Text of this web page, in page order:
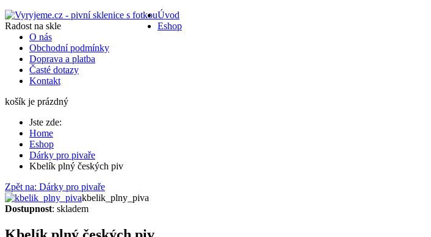
Radost na skle
Úvod
Eshop
O nás
Obchodní podmínky
Doprava a platba
Časté dotazy
Kontakt
košík je prázdný
Jste zde:
Home
Eshop
Dárky pro pivaře
Kbelík plný českých piv
Zpět na: Dárky pro pivaře
kbelik_plny_piva
Dostupnost: skladem